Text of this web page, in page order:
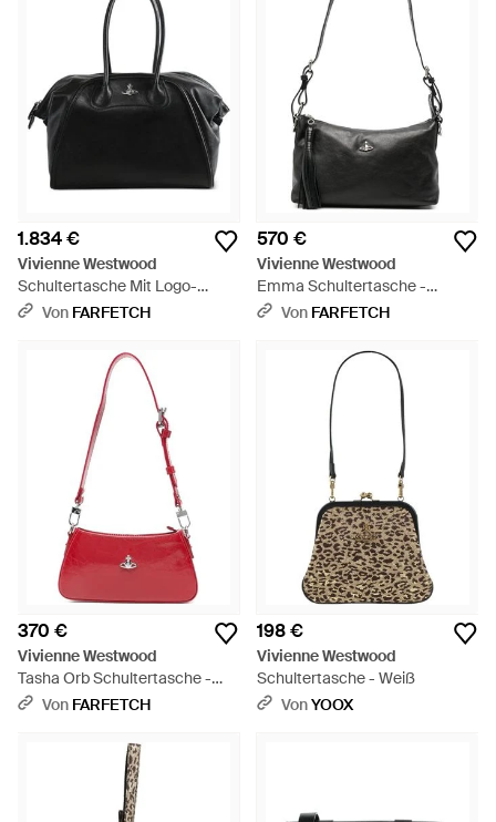
1.834 €
Vivienne Westwood
Schultertasche Mit Logo-
Schild - Schwarz
Von FARFETCH
570 €
Vivienne Westwood
Emma Schultertasche -
Schwarz
Von FARFETCH
370 €
Vivienne Westwood
Tasha Orb Schultertasche -
RotVon FARFETCH
198 €
Vivienne Westwood
Schultertasche - Weiß
VonYOOX